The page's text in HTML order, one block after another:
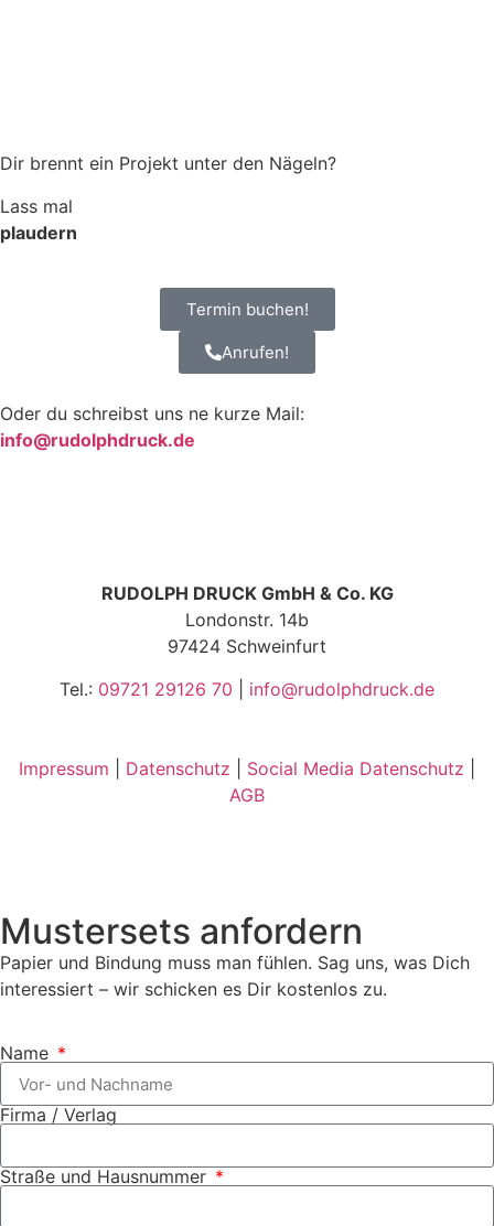
Dir brennt ein Projekt unter den Nägeln?
Lass mal
plaudern
Termin buchen!
Anrufen!
Oder du schreibst uns ne kurze Mail:
info@rudolphdruck.de
RUDOLPH DRUCK GmbH & Co. KG
Londonstr. 14b
97424 Schweinfurt
Tel.: 09721 29126 70 info@rudolphdruck.de
Impressum Datenschutz Social Media Datenschutz
AGB
Mustersets anfordern
Papier und Bindung muss man fühlen. Sag uns, was Dich
interessiert – wir schicken es Dir kostenlos zu.
Name
Firma / Verlag
Straße und Hausnummer